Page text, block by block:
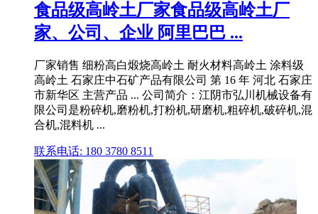
食品级高岭土厂家食品级高岭土厂
家、公司、企业 阿里巴巴 ...
厂家销售 细粉高白煅烧高岭土 耐火材料高岭土 涂料级
高岭土 石家庄中石矿产品有限公司 第 16 年 河北 石家庄
市新华区 主营产品 ... 公司简介：江阴市弘川机械设备有
限公司是粉碎机,磨粉机,打粉机,研磨机,粗碎机,破碎机,混
合机,混料机 ...
联系电话: 180 3780 8511